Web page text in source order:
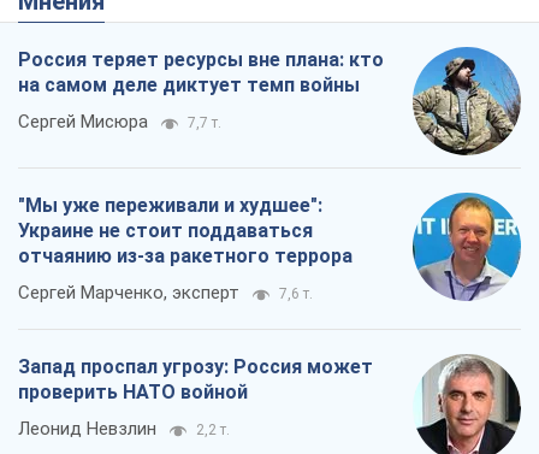
Россия теряет ресурсы вне плана: кто
на самом деле диктует темп войны
Сергей Мисюра 7,7 т.
"Мы уже переживали и худшее":
Украине не стоит поддаваться
отчаянию из-за ракетного террора
Сергей Марченко, эксперт 7,6 т.
Запад проспал угрозу: Россия может
проверить НАТО войной
Леонид Невзлин 2,2 т.